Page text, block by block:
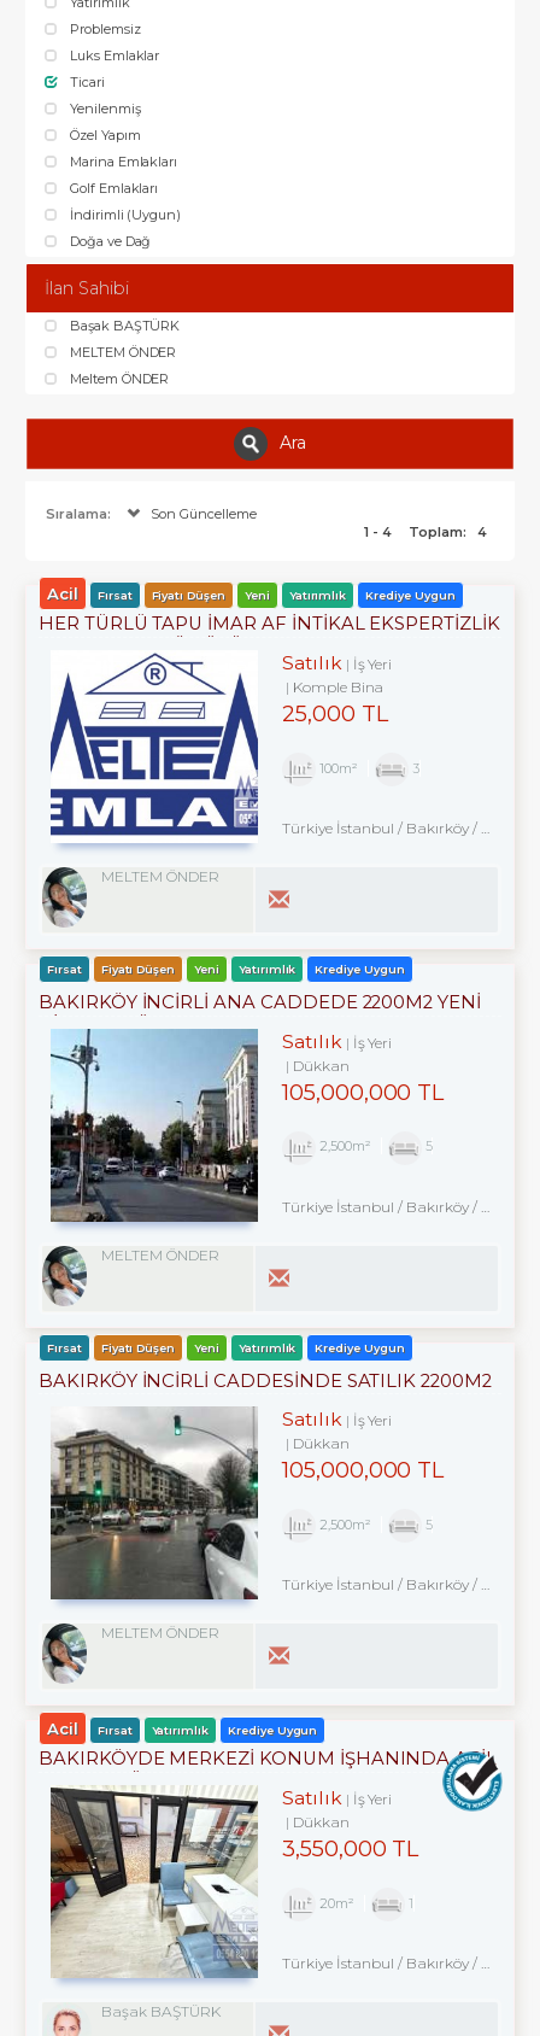
Problemsiz
Luks Emlaklar
Ticari
Yenilenmiş
Özel Yapım
Marina Emlakları
Golf Emlakları
İndirimli (Uygun)
Doğa ve Dağ
İlan Sahibi
Başak BAŞTÜRK
MELTEM ÖNDER
Meltem ÖNDER
Ara
Sıralama:
Son Güncelleme
1 - 4
Toplam: 4
Acil Fırsat Fiyatı Düşen Yeni Yatırımlık Krediye Uygun
HER TÜRLÜ TAPU İMAR AF İNTİKAL EKSPERTİZLİK
HİZMETLERİ- ALIM . SATIM. KİRALAMA DA 34
YILLIK TECRÜBE.
Satılık
İş Yeri
Komple Bina
25,000 TL
100m² 3
Türkiye İstanbul / Bakırköy/ Kartaltepe
MELTEM ÖNDER
Fırsat Fiyatı Düşen Yeni Yatırımlık Krediye Uygun
BAKIRKÖY İNCİRLİ ANA CADDEDE 2200M2 YENİ
BİNADA DÜKKAN
Satılık
İş Yeri
Dükkan
105,000,000 TL
2,500m² 5
Türkiye İstanbul / Bakırköy/ Ataköy
MELTEM ÖNDER
Fırsat Fiyatı Düşen Yeni Yatırımlık Krediye Uygun
BAKIRKÖY İNCİRLİ CADDESINDE SATILIK 2200M2
ACİL DÜKKAN
Satılık
İş Yeri
Dükkan
105,000,000 TL
2,500m² 5
Türkiye İstanbul / Bakırköy/ Zuhuratbaba
MELTEM ÖNDER
Acil Fırsat Yatırımlık Krediye Uygun
BAKIRKÖYDE MERKEZİ KONUM İŞHANINDA ACİL
SATILIK DÜKKAN
Satılık
İş Yeri
Dükkan
3,550,000 TL
20m² 1
Türkiye İstanbul / Bakırköy/ Kartaltepe
Başak BAŞTÜRK